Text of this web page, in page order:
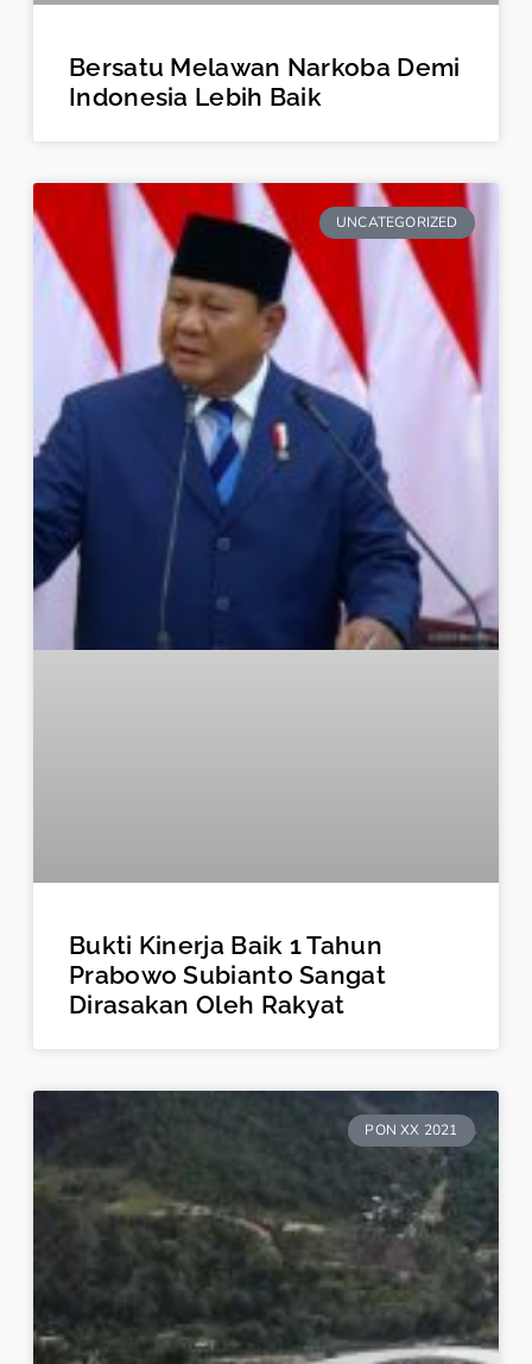
Bersatu Melawan Narkoba Demi
Indonesia Lebih Baik
UNCATEGORIZED
Bukti Kinerja Baik 1 Tahun
Prabowo Subianto Sangat
Dirasakan Oleh Rakyat
PON XX 2021